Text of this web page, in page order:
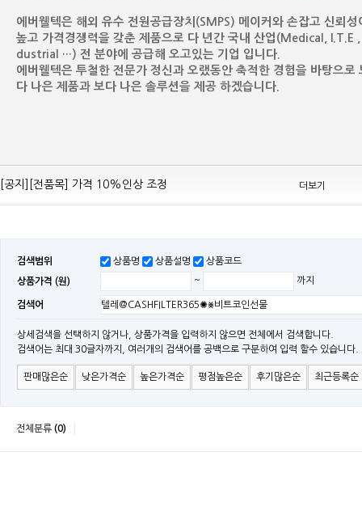
에버웰텍은 해외 유수 전원공급장치(SMPS) 메이커와 손잡고 신뢰성
높고 가격경쟁력을 갖춘 제품으로 다 년간 국내 산업(Medical, I.T.E
dustrial …) 전 분야에 공급해 오고있는 기업 입니다.
에버웰텍은 투철한 전문가 정신과 오랬동안 축적한 경험을 바탕으로
다 나은 제품과 보다 나은 솔루션을 제공 하겠습니다.
[공지][Mean Well 제품 전품목] 10% 가격 인하 조정
[공지][전품목] 가격 10%인상 조정
[공지][민웰] 전품목 가격 조정의건
[민웰] RS 모델 출시
[공지]SMPS 저가형 [기획상품] 출시
[공지]12W~300W Medical Adapter"2017 NEW MODEL"[ADT] 출시
[공지][민웰] [민웰] 인버터 "정현파 / 유사 정현파" 시리즈 제품을 출시
[공지][민웰] LED 방수형 (CLG / CEN / HLG)시리즈 제품 출시
더보기
검색범위 상품명 상품설명 상품코드
상품가격 (원) ~ 까지
검색어
상세검색을 선택하지 않거나, 상품가격을 입력하지 않으면 전체에서 검색합니다.
검색어는 최대 30글자까지, 여러개의 검색어를 공백으로 구분하여 입력 할수 있습니다.
판매많은순 낮은가격순 높은가격순 평점높은순 후기많은순 최근등록순
전체분류 (0)